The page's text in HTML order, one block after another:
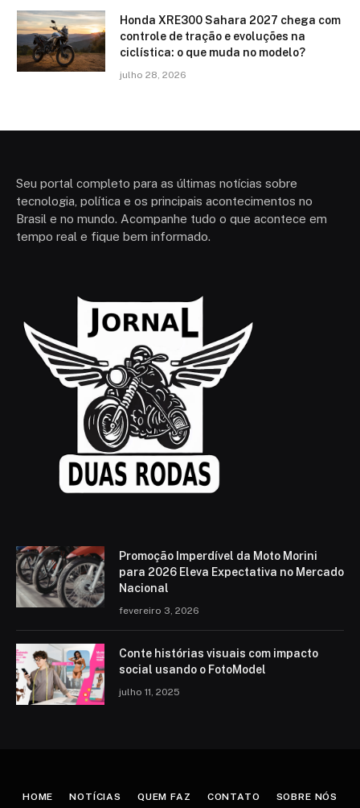
Honda XRE300 Sahara 2027 chega com
controle de tração e evoluções na
ciclística: o que muda no modelo?
julho 28, 2026
Seu portal completo para as últimas notícias sobre
tecnologia, política e os principais acontecimentos no
Brasil e no mundo. Acompanhe tudo o que acontece em
tempo real e fique bem informado.
Promoção Imperdível da Moto Morini
para 2026 Eleva Expectativa no Mercado
Nacional
fevereiro 3, 2026
Conte histórias visuais com impacto
social usando o FotoModel
julho 11, 2025
HOME NOTÍCIAS QUEM FAZ CONTATO SOBRE NÓS